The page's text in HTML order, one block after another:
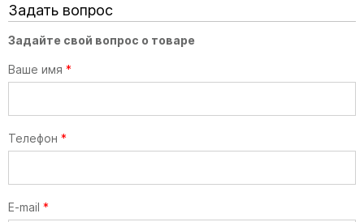
Задать вопрос
Задайте свой вопрос о товаре
Ваше имя *
Телефон *
E-mail *